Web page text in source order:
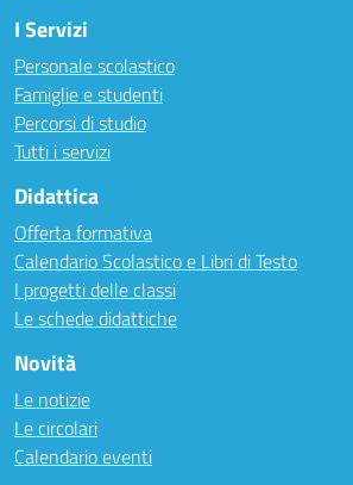
I Servizi
Personale scolastico
Famiglie e studenti
Percorsi di studio
Tutti i servizi
Didattica
Offerta formativa
Calendario Scolastico e Libri di Testo
I progetti delle classi
Le schede didattiche
Novità
Le notizie
Le circolari
Calendario eventi